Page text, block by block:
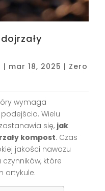
| mar 18, 2025 | Zero
wymaga
Wielu
się, jak
kompost. Czas
jakości nawozu
które
artykule.